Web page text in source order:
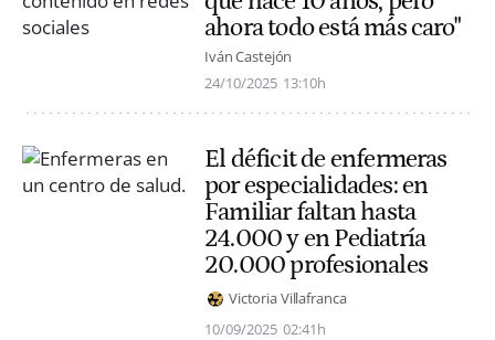
ahora todo está más caro"
Iván Castejón
24/10/2025 13:10h
El déficit de enfermeras
por especialidades: en
Familiar faltan hasta
24.000 y en Pediatría
20.000 profesionales
Victoria Villafranca
10/09/2025 02:41h